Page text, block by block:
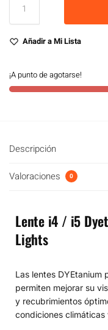
Añadir a Mi Lista
¡A punto de agotarse!
Descripción
Valoraciones 0
Lente i4 / i5
Lights
Las lentes DYEtanium
permiten mejorar su
y recubrimientos
condiciones climáticas